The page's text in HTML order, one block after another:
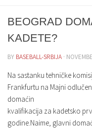
Liga
Kontakti Timova
Javne nabavke
Kontakt
BEOGRAD
KADETE?
BY BASEBALL-SRBIJA ·
Na sastanku tehničke
Frankfurtu na Majni
domaćin
kvalifikacija za kadetsko
godine.Naime, glavni